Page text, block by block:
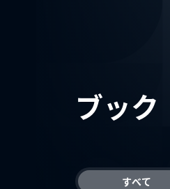
ブック
すべて